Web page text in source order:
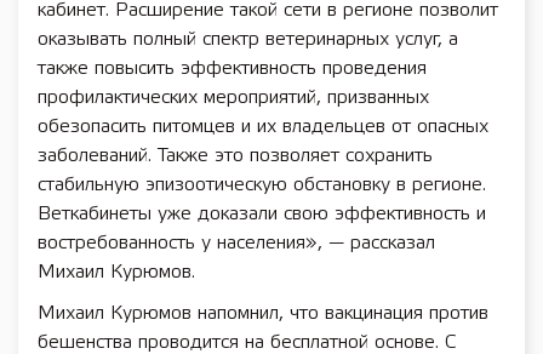
кабинет. Расширение такой сети в регионе позволит
оказывать полный спектр ветеринарных услуг, а
также повысить эффективность проведения
профилактических мероприятий, призванных
обезопасить питомцев и их владельцев от опасных
заболеваний. Также это позволяет сохранить
стабильную эпизоотическую обстановку в регионе.
Веткабинеты уже доказали свою эффективность и
востребованность у населения», — рассказал
Михаил Курюмов.
Михаил Курюмов напомнил, что вакцинация против
бешенства проводится на бесплатной основе. С